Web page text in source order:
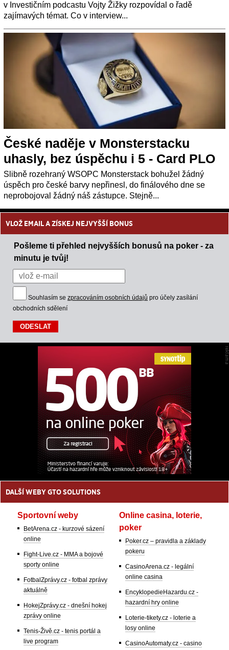
v Investičním podcastu Vojty Žižky rozpovídal o řadě
zajímavých témat. Co v interview...
České naděje v Monsterstacku
uhasly, bez úspěchu i 5 - Card PLO
Slibně rozehraný WSOPC Monsterstack bohužel žádný
úspěch pro české barvy nepřinesl, do finálového dne se
neprobojoval žádný náš zástupce. Stejně...
VLOŽ EMAIL A ZÍSKEJ NEJVYŠŠÍ BONUS
Pošleme ti přehled nejvyšších bonusů na poker - za
minutu je tvůj!
Souhlasím se zpracováním osobních údajů pro účely zasílání
obchodních sdělení
DALŠÍ WEBY GTO SOLUTIONS
Sportovní weby
BetArena.cz - kurzové sázení
online
Fight-Live.cz - MMA a bojové
sporty online
FotbalZprávy.cz - fotbal zprávy
aktuálně
HokejZprávy.cz - dnešní hokej
zprávy online
Tenis-Živě.cz - tenis portál a
live program
Online casina, loterie,
poker
Poker.cz – pravidla a základy
pokeru
CasinoArena.cz - legální
online casina
EncyklopedieHazardu.cz -
hazardní hry online
Loterie-tikety.cz - loterie a
losy online
CasinoAutomaty.cz - casino